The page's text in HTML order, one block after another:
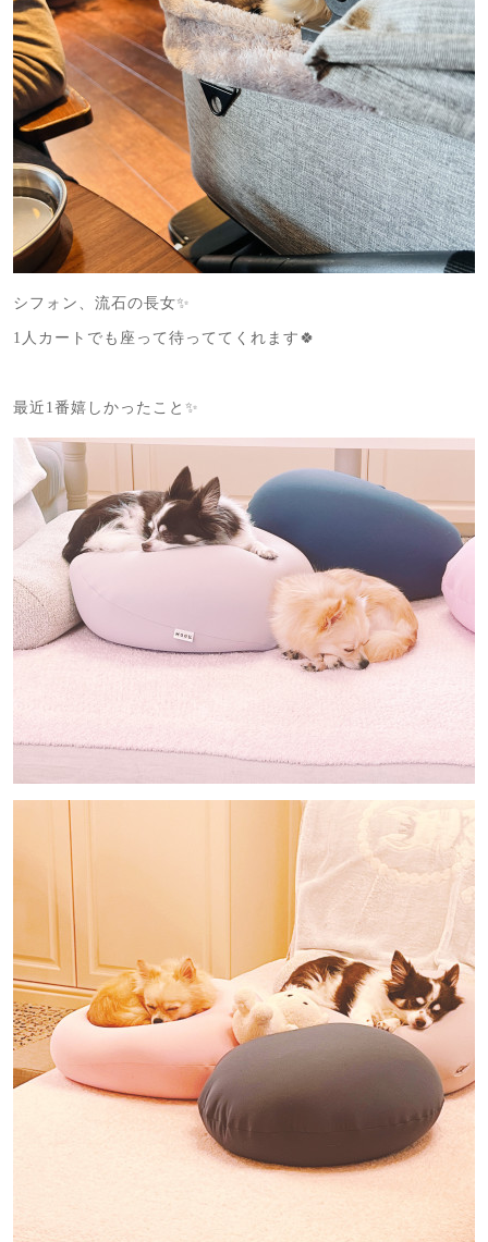
シフォン、流石の長女✨
1人カートでも座って待っててくれます🍀
最近1番嬉しかったこと✨